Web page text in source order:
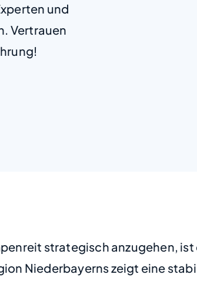
und
Vertrauen
strategisch anzugehen,
Niederbayerns zeigt eine